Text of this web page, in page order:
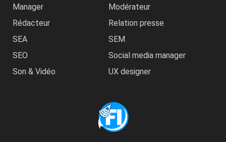
Manager
Modérateur
Rédacteur
Relation presse
SEA
SEM
SEO
Social media manager
Son & Vidéo
UX designer